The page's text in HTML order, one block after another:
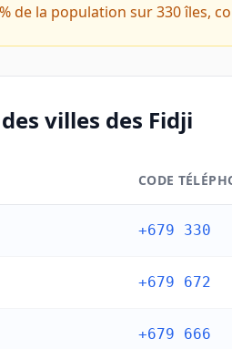
de la population sur 330 îles,
villes des Fidji
CODE
+679 330
+679 672
+679 666